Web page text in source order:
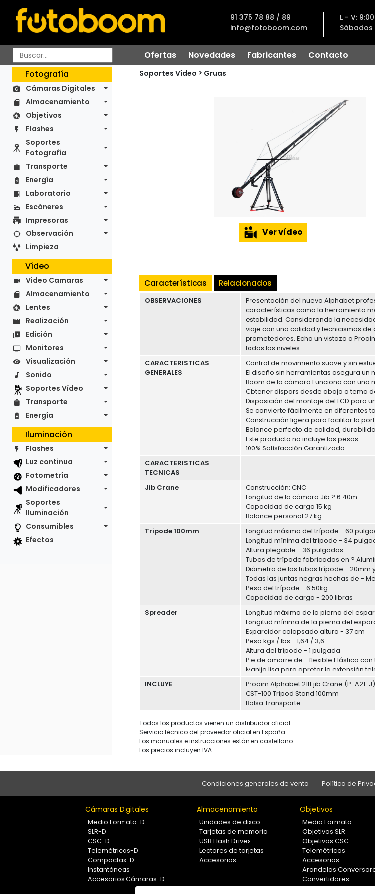
91 375 78 88 / 89
info@fotoboom.com
L - V: 9:00
Ofertas Novedades Fabricantes
Contacto
Fotografía
Cámaras Digitales
Almacenamiento
Objetivos
Flashes
Soportes
Fotografía
Transporte
Energía
Laboratorio
Escáneres
Impresoras
Observación
Limpieza
Vídeo
Video Camaras
Almacenamiento
Lentes
Realización
Edición
Monitores
Visualización
Sonido
Soportes Vídeo
Transporte
Energía
Iluminación
Flashes
Luz continua
Fotometría
Modificadores
Soportes
Iluminación
Consumibles
Efectos
Soportes Vídeo Gruas
Ver vídeo
Características Relacionados
OBSERVACIONES
Presentación del nuevo Alphabet
características como la herramienta
estabilidad. Considerando la
viaje con una calidad y tecnicismos
prometedores. Echa un vistazo a
todos los niveles
CARACTERISTICAS
GENERALES
Control de movimiento suave y sin
El diseño sin herramientas asegura
Boom de la cámara Funciona con
Obtener dispars desde abajo o tema
Disposición del montaje del LCD para
Se convierte fácilmente en diferentes
Construcción ligera para facilitar la
Balance perfecto de calidad,
Este producto no incluye los pesos
100% Satisfacción Garantizada
CARACTERISTICAS
TECNICAS
Jib Crane
Construcción: CNC
Longitud de la cámara Jib ? 6.40m
Capacidad de carga 15 kg
Balance personal 27 kg
Tripode 100mm
Longitud máxima del trípode - 60
Longitud mínima del trípode - 34
Altura plegable - 36 pulgadas
Tubos de trípode fabricados en ?
Diámetro de los tubos trípode - 20mm
Todas las juntas negras hechas de -
Peso del trípode - 6.50kg
Capacidad de carga - 200 libras
Spreader
Longitud máxima de la pierna del
Longitud mínima de la pierna del
Esparcidor colapsado altura - 37 cm
Peso kgs / lbs - 1,64 / 3,6
Altura del trípode - 1 pulgada
Pie de amarre de - flexible Elástico
Manija lisa para apretar la extensión
INCLUYE
Proaim Alphabet 21ft jib Crane (P-A21-J)
CST-100 Tripod Stand 100mm
Bolsa Transporte
Todos los productos vienen un distribuidor oficial
Servicio técnico del proveedor oficial en España.
Los manuales e instrucciones están en castellano.
Los precios incluyen IVA.
Condiciones generales de venta Política de
Cámaras Digitales
Medio Formato-D
SLR-D
CSC-D
Telemétricas-D
Compactas-D
Instantáneas
Accesorios Cámaras-D
Almacenamiento
Unidades de disco
Tarjetas de memoria
USB Flash Drives
Lectores de tarjetas
Accesorios
Objetivos
Medio Formato
Objetivos SLR
Objetivos CSC
Telemétricos
Accesorios
Arandelas
Convertidores
Filtros